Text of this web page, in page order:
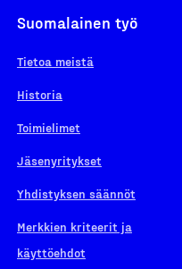
Suomalainen työ
Tietoa meistä
Historia
Toimielimet
Jäsenyritykset
Yhdistyksen säännöt
Merkkien kriteerit ja
käyttöehdot